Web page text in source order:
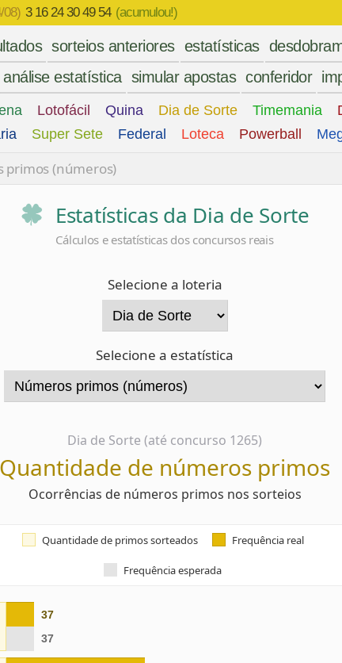
08) 3 16 24 30 49 54 (acumulou!)
sorteios anteriores estatísticas
análise estatística simular apostas conferidor
Lotofácil Quina Dia de Sorte Timemania
Super Sete Federal Loteca Powerball
primos (números)
Estatísticas da Dia de Sorte
Cálculos e estatísticas dos concursos reais
Selecione a loteria
Selecione a estatística
Dia de Sorte (até concurso 1265)
Quantidade de números primos
Ocorrências de números primos nos sorteios
Quantidade de primos sorteados Frequência real
Frequência esperada
37
37